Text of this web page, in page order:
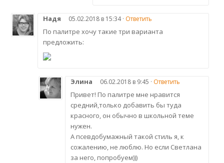
Надя 05.02.2018 в 15:34 · Ответить
По палитре хочу такие три варианта
предложить:
Элина 06.02.2018 в 9:45 · Ответить
Привет! По палитре мне нравится
средний,только добавить бы туда
красного, он обычно в школьной теме
нужен.
А псевдобумажный такой стиль я, к
сожалению, не люблю. Но если Светлана
за него, попробуем)))